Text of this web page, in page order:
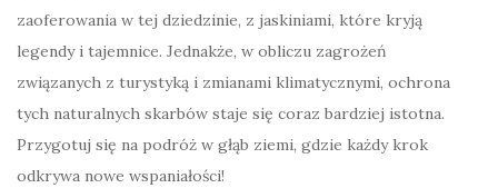
zaoferowania w tej dziedzinie, z jaskiniami, które kryją
legendy i tajemnice. Jednakże, w obliczu zagrożeń
związanych z turystyką i zmianami klimatycznymi, ochrona
tych naturalnych skarbów staje się coraz bardziej istotna.
Przygotuj się na podróż w głąb ziemi, gdzie każdy krok
odkrywa nowe wspaniałości!